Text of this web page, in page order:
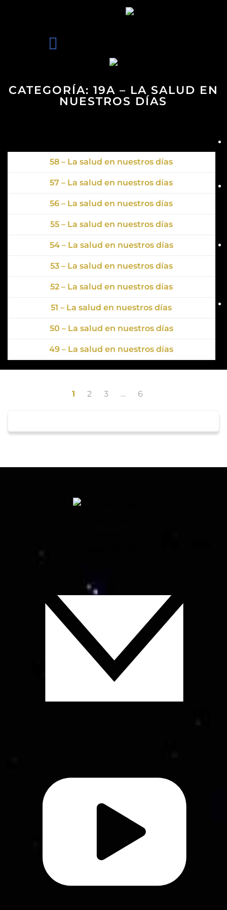
CATEGORÍA: 19A – LA SALUD EN
NUESTROS DÍAS
58 – La salud en nuestros días
57 – La salud en nuestros días
56 – La salud en nuestros días
55 – La salud en nuestros días
54 – La salud en nuestros días
53 – La salud en nuestros días
52 – La salud en nuestros días
51 – La salud en nuestros días
50 – La salud en nuestros días
49 – La salud en nuestros días
1 2 3 … 6